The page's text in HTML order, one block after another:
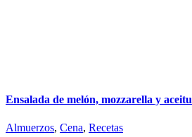
Ensalada de melón, mozzarella y
Almuerzos, Cena, Recetas